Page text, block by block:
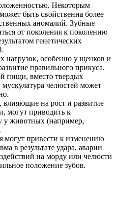
Некоторым
быть свойственна более
аномалий. Зубные
от поколения к поколению
генетических
нагрузок, особенно у щенков и
правильного прикуса.
пищи, вместо твердых
челюстей может
влияющие на рост и развитие
могут приводить к
у животных (например,
могут привести к изменению
в результате удара, аварии
на морду или челюсти
положение зубов.